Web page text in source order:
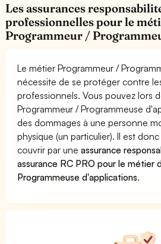
Les assurances
professionnelles pour le
Programmeur /
Le métier Programmeur /
nécessite de se protéger contre
professionnels. Vous pouvez lors
Programmeur / Programmeuse
des dommages à une personne
physique (un particulier). Il est
couvrir par uneassurance
assurance RC PRO pour le métier
Programmeuse d'applications.